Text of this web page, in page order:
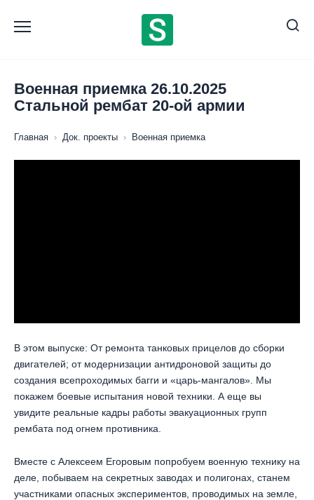
содержанию
Военная приемка 26.10.2025
Стальной рембат 20-ой армии
Главная › Док. проекты › Военная приемка
В этом выпуске: От ремонта танковых прицелов до сборки
двигателей; от модернизации антидроновой защиты до
создания всепроходимых багги и «царь-мангалов». Мы
покажем боевые испытания новой техники. А еще вы
увидите реальные кадры работы эвакуационных групп
рембата под огнем противника.
Вместе с Алексеем Егоровым попробуем военную технику на
деле, побываем на секретных заводах и полигонах, станем
участниками опасных экспериментов, проводимых на земле,